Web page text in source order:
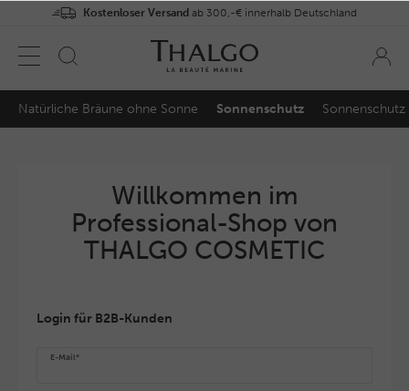
Kostenloser Versand ab 300,-€ innerhalb Deutschland
Natürliche Bräune ohne Sonne Sonnenschutz Sonnenschutz
Willkommen im
Professional-Shop von
THALGO COSMETIC
Login für B2B-Kunden
E-Mail*